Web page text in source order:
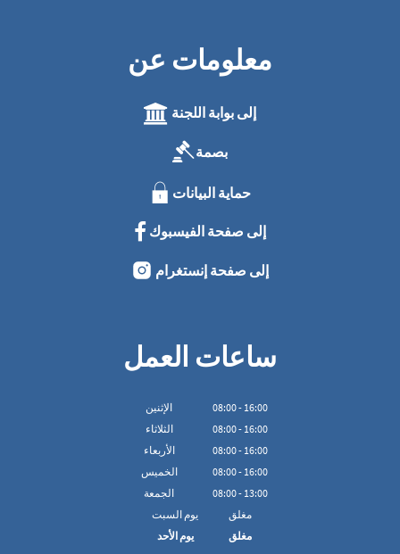
معلومات عن
إلى بوابة اللجنة
بصمة
حماية البيانات
إلى صفحة الفيسبوك
إلى صفحة إنستغرام
ساعات العمل
الإثنين 08:00- 16:00
الثلاثاء
08:00- 16:00
الأربعاء
08:00- 16:00
الخميس
08:00- 16:00
الجمعة
08:00- 13:00
يوم السبت
مغلق
يوم الأحد
مغلق